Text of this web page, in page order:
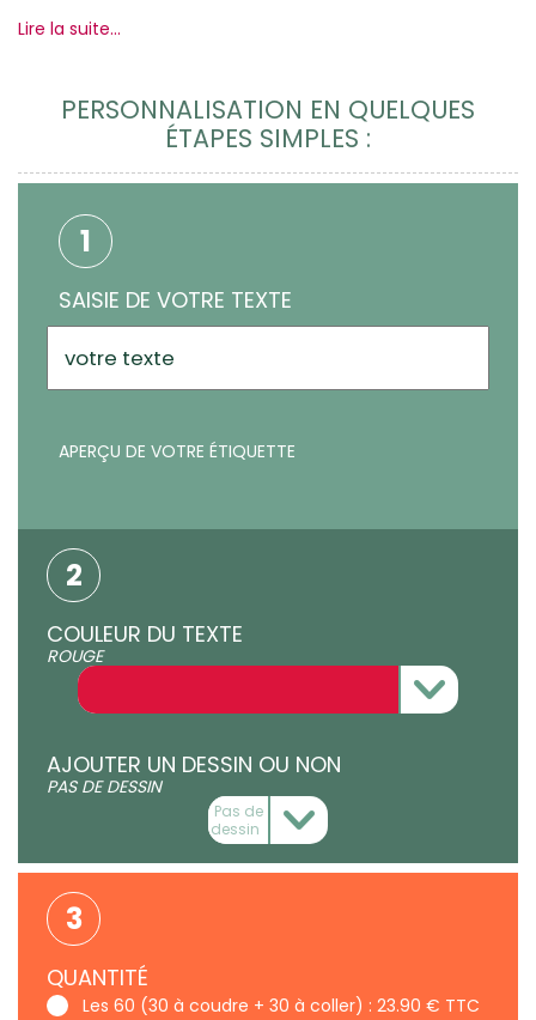
Lire la suite...
PERSONNALISATION EN QUELQUES
ÉTAPES SIMPLES :
1
SAISIE DE VOTRE TEXTE
APERÇU DE VOTRE ÉTIQUETTE
2
COULEUR DU TEXTE
ROUGE
AJOUTER UN DESSIN OU NON
PAS DE DESSIN
3
QUANTITÉ
Les 60 (30 à coudre + 30 à coller) : 23.90 € TTC